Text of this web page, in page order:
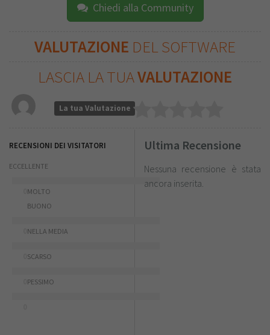
Chiedi alla Community
VALUTAZIONE DEL SOFTWARE
LASCIA LA TUAVALUTAZIONE
La tua Valutazione
RECENSIONI DEI VISITATORI
ECCELLENTE
MOLTO
BUONO
NELLA MEDIA
SCARSO
PESSIMO
Ultima Recensione
Nessuna recensione è stata
ancora inserita.